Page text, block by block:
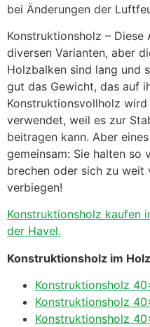
bei Änderungen der
Konstruktionsholz –
diversen Varianten, aber
Holzbalken sind lang und
gut das Gewicht, das auf
Konstruktionsvollholz
verwendet, weil es zur
beitragen kann. Aber
gemeinsam: Sie halten so
brechen oder sich zu weit
verbiegen!
Konstruktionsholz kaufen
der Havel.
Konstruktionsholz im
Konstruktionsholz
Konstruktionsholz
Konstruktionsholz